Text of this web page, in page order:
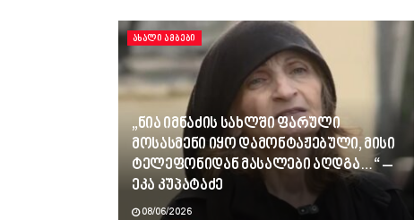
ᲐᲮᲐᲚᲘ ᲐᲛᲑᲔᲑᲘ
„ნია იმნაძის სახლში ფარული
მოსასმენი იყო დამონტაჟებული, მისი
ტელეფონიდან მასალები აღდგა…“ –
ეკა კუპატაძე
08/06/2026